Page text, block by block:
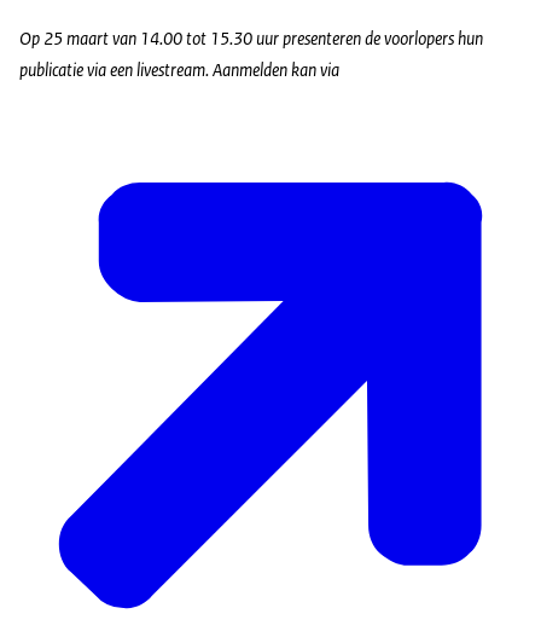
Op 25 maart van 14.00 tot 15.30 uur presenteren de voorlopers hun
publicatie via een livestream. Aanmelden kan via